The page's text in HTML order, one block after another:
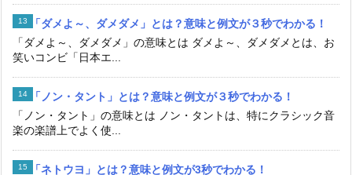
「ダメよ～、ダメダメ」とは？意味と例文が３秒でわかる！
「ダメよ～、ダメダメ」の意味とは ダメよ～、ダメダメとは、お
笑いコンビ「日本エ...
「ノン・タント」とは？意味と例文が３秒でわかる！
「ノン・タント」の意味とは ノン・タントは、特にクラシック音
楽の楽譜上でよく使...
「ネトウヨ」とは？意味と例文が3秒でわかる！